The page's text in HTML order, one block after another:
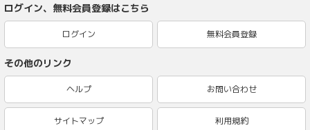
ログイン、無料会員登録はこちら
ログイン 無料会員登録
その他のリンク
ヘルプ お問い合わせ
サイトマップ 利用規約